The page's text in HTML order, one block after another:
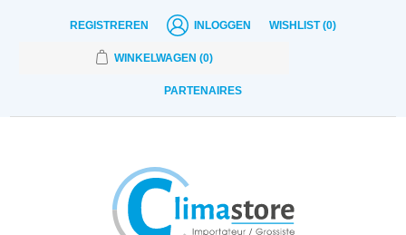
REGISTREREN INLOGGEN WISHLIST (0)
WINKELWAGEN (0)
PARTENAIRES